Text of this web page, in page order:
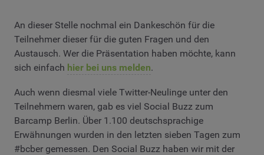
An dieser Stelle nochmal ein Dankeschön für die
Teilnehmer dieser für die guten Fragen und den
Austausch. Wer die Präsentation haben möchte, kann
sich einfach hier bei uns melden.
Auch wenn diesmal viele Twitter-Neulinge unter den
Teilnehmern waren, gab es viel Social Buzz zum
Barcamp Berlin. Über 1.100 deutschsprachige
Erwähnungen wurden in den letzten sieben Tagen zum
#bcber gemessen. Den Social Buzz haben wir mit der